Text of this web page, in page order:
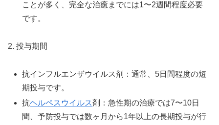
ことが多く、完全な治癒までには1〜2週間程度必要
です。
2. 投与期間
抗インフルエンザウイルス剤：通常、5日間程度の短
期投与です。
抗ヘルペスウイルス剤：急性期の治療では7〜10日
間、予防投与では数ヶ月から1年以上の長期投与が行